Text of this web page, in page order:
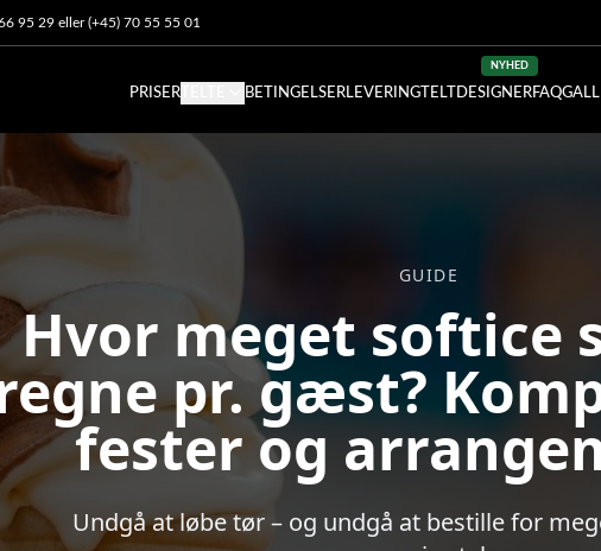
95 29 eller (+45) 70 55 55 01
PRISER BETINGELSER LEVERING TELTDESIGNER
NYHED
FAQ
GUIDE
Hvor meget softice
pr. gæst?
fester og
Undgå at løbe tør – og undgå at bestille for